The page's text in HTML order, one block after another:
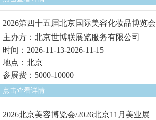
2026第四十五届北京国际美容化妆品博览会
主办方：北京世博联展览服务有限公司
时间：2026-11-13-2026-11-15
地点：北京
参展费：5000-10000
点击查看详情
2026北京美容博览会/2026北京11月美业展